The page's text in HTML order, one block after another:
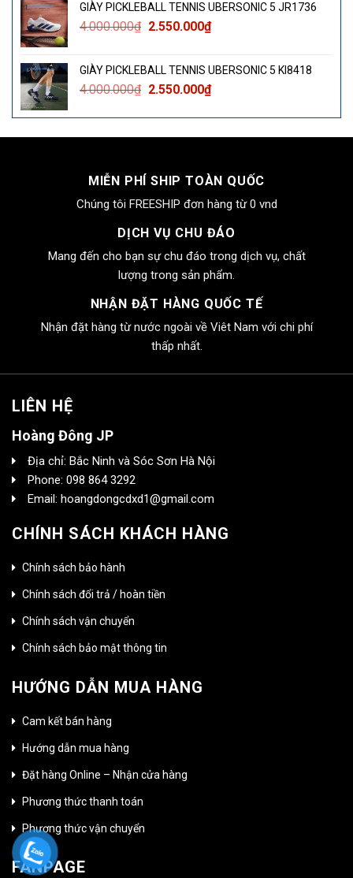
4.000.000₫.là:
2.550.000₫.
GIÀY PICKLEBALL TENNIS UBERSONIC 5 JR1736
4.000.000₫ Giá
4.000.000₫.
2.550.000₫Giá
là:
2.550.000₫.
GIÀY PICKLEBALL TENNIS UBERSONIC 5 KI8418
4.000.000₫ Giá
là:
4.000.000₫.
2.550.000₫Giá
tại
là:
MIỄN PHÍ SHIP TOÀN QUỐC
Chúng tôi FREESHIP đơn hàng từ 0 vnd
DỊCH VỤ CHU ĐÁO
Mang đến cho bạn sự chu đáo trong dịch vụ, chất
lượng trong sản phẩm.
NHẬN ĐẶT HÀNG QUỐC TẾ
Nhận đặt hàng từ nước ngoài về Viêt Nam với chi phí
thấp nhất.
LIÊN HỆ
Hoàng Đông JP
Địa chỉ: Bắc Ninh và Sóc Sơn Hà Nội
Phone: 098 864 3292
Email: hoangdongcdxd1@gmail.com
CHÍNH SÁCH KHÁCH HÀNG
Chính sách bảo hành
Chính sách đổi trả / hoàn tiền
Chính sách vận chuyển
Chính sách bảo mật thông tin
HƯỚNG DẪN MUA HÀNG
Cam kết bán hàng
Hướng dẫn mua hàng
Đặt hàng Online – Nhận cửa hàng
Phương thức thanh toán
Phương thức vận chuyển
FANPAGE